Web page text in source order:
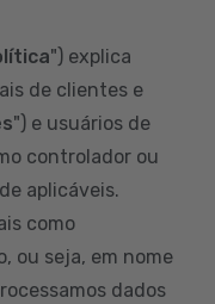
") explica
de clientes e
") e usuários de
controlador ou
aplicáveis.
como
ou seja, em nome
dados